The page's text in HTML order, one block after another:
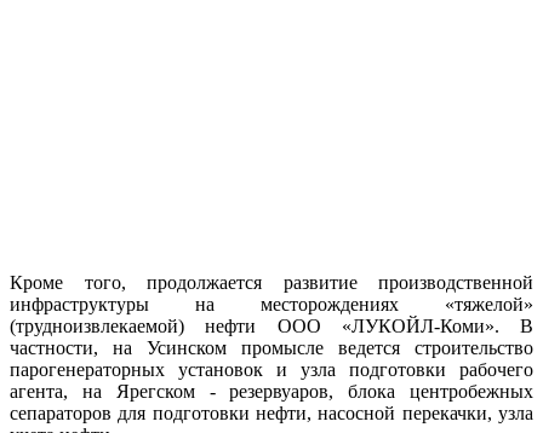
Кроме того, продолжается развитие производственной
инфраструктуры на месторождениях «тяжелой»
(трудноизвлекаемой) нефти ООО «ЛУКОЙЛ-Коми». В
частности, на Усинском промысле ведется строительство
парогенераторных установок и узла подготовки рабочего
агента, на Ярегском - резервуаров, блока центробежных
сепараторов для подготовки нефти, насосной перекачки, узла